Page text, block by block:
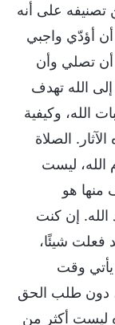
تصنيفه على أنه
أؤدّي واجبي
أن تصلي وأن
الله تهدف
الله، وكيفية
الصلاة
الله، ليست
منها هو
إن كنت
فعلت شيئًا،
يأتي وقت
دون طلب الحق
ليست أكثر من